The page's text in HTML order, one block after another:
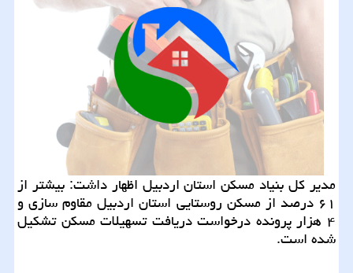
مدیر کل بنیاد مسکن استان اردبیل اظهار داشت: بیشتر از
۶۱ درصد از مسکن روستایی استان اردبیل مقاوم سازی و
۴ هزار پرونده درخواست دریافت تسهیلات مسکن تشکیل
شده است.